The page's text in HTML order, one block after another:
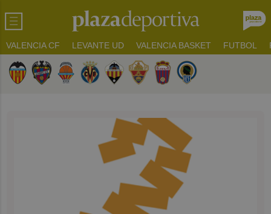
VALENCIA CF LEVANTE UD VALENCIA BASKET FUTBOL